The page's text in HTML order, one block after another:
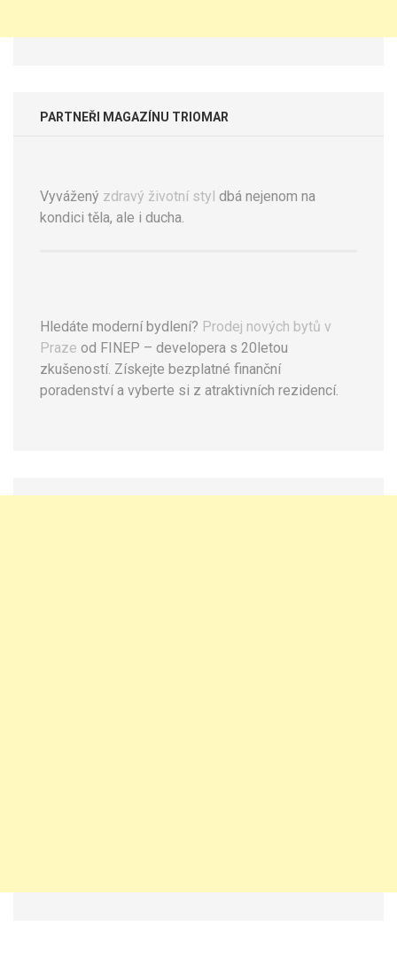
PARTNEŘI MAGAZÍNU TRIOMAR
Vyvážený zdravý životní styl dbá nejenom na
kondici těla, ale i ducha.
Hledáte moderní bydlení? Prodej nových bytů v
Praze od FINEP – developera s 20letou
zkušeností. Získejte bezplatné finanční
poradenství a vyberte si z atraktivních rezidencí.